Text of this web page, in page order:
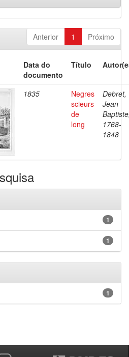
Anterior 1 Próximo
Data do
documento
Título
1835
Negres
scieurs
de
long
Debret,
Jean
1768-
1848
1
1
1